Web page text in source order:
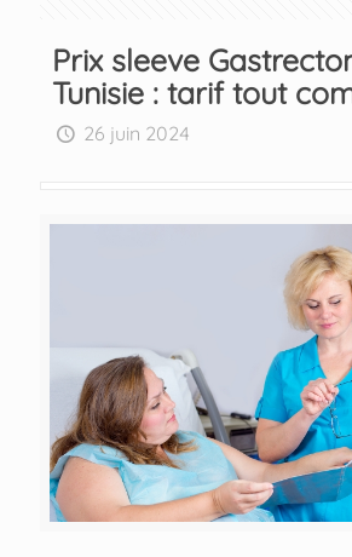
Prix sleeve
Tunisie : tarif tout
26 juin 2024